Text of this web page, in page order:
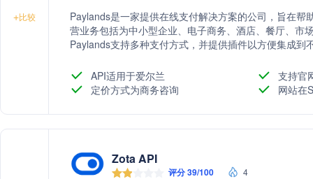
+比较
Paylands是一家提供在线支付解决方案的公司，旨在
营业务包括为中小型企业、电子商务、酒店、餐厅、市
Paylands支持多种支付方式，并提供插件以方便集成
API适用于爱尔兰
支持官
定价方式为商务咨询
网站在
Zota API
评分 39/100 4